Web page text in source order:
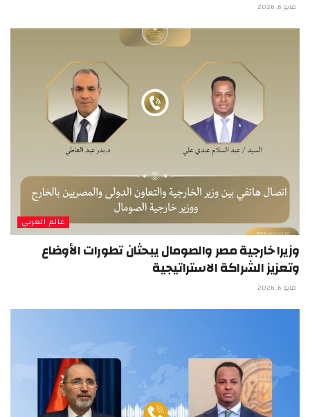
مايو 6, 2026
عالم العربي
وزيرا خارجية مصر والصومال يبحثان تطورات الأوضاع
وتعزيز الشراكة الاستراتيجية
مايو 6, 2026